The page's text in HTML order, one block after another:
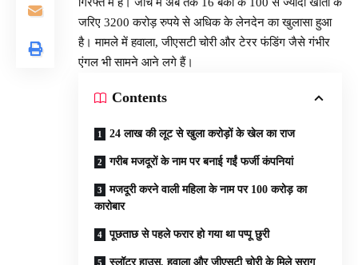
जरिए 3200 करोड़ रुपये से अधिक के लेनदेन का खुलासा हुआ
है। मामले में हवाला, जीएसटी चोरी और टेरर फंडिंग जैसे गंभीर
एंगल भी सामने आने लगे हैं।
Contents
24 लाख की लूट से खुला करोड़ों के खेल का राज
गरीब मजदूरों के नाम पर बनाई गईं फर्जी कंपनियां
मजदूरी करने वाली महिला के नाम पर 100 करोड़ का
कारोबार
पूछताछ से पहले फरार हो गया था पप्पू छुरी
स्लॉटर हाउस, हवाला और जीएसटी चोरी के मिले सुराग